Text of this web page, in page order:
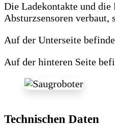
Die Ladekontakte und die
Absturzsensoren verbaut,
Auf der Unterseite
Auf der hinteren Seite
Technischen Daten